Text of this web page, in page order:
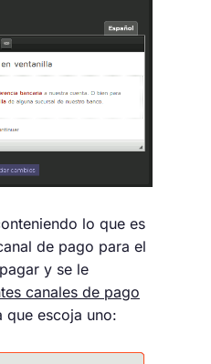
lo que es
de pago para el
y se le
canales de pago
que escoja uno: